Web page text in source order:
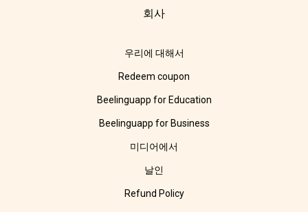
회사
우리에 대해서
Redeem coupon
Beelinguapp for Education
Beelinguapp for Business
미디어에서
날인
Refund Policy